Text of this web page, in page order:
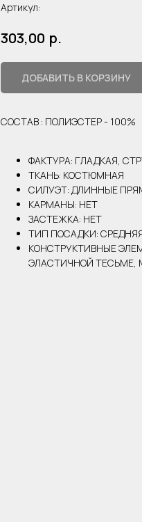
Артикул:
303,00 р.
ДОБАВИТЬ В КОРЗИНУ
СОСТАВ : ПОЛИЭСТЕР - 100%
ФАКТУРА: ГЛАДКАЯ,
ТКАНЬ: КОСТЮМНАЯ
СИЛУЭТ: ДЛИННЫЕ
КАРМАНЫ: НЕТ
ЗАСТЕЖКА: НЕТ
ТИП ПОСАДКИ:
КОНСТРУКТИВНЫЕ
ЭЛАСТИЧНОЙ ТЕСЬМЕ,